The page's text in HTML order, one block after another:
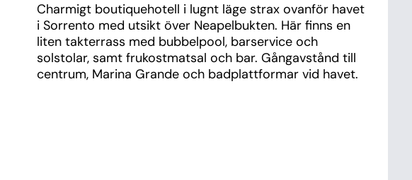
Charmigt boutiquehotell i lugnt läge strax ovanför havet
i Sorrento med utsikt över Neapelbukten. Här finns en
liten takterrass med bubbelpool, barservice och
solstolar, samt frukostmatsal och bar. Gångavstånd till
centrum, Marina Grande och badplattformar vid havet.